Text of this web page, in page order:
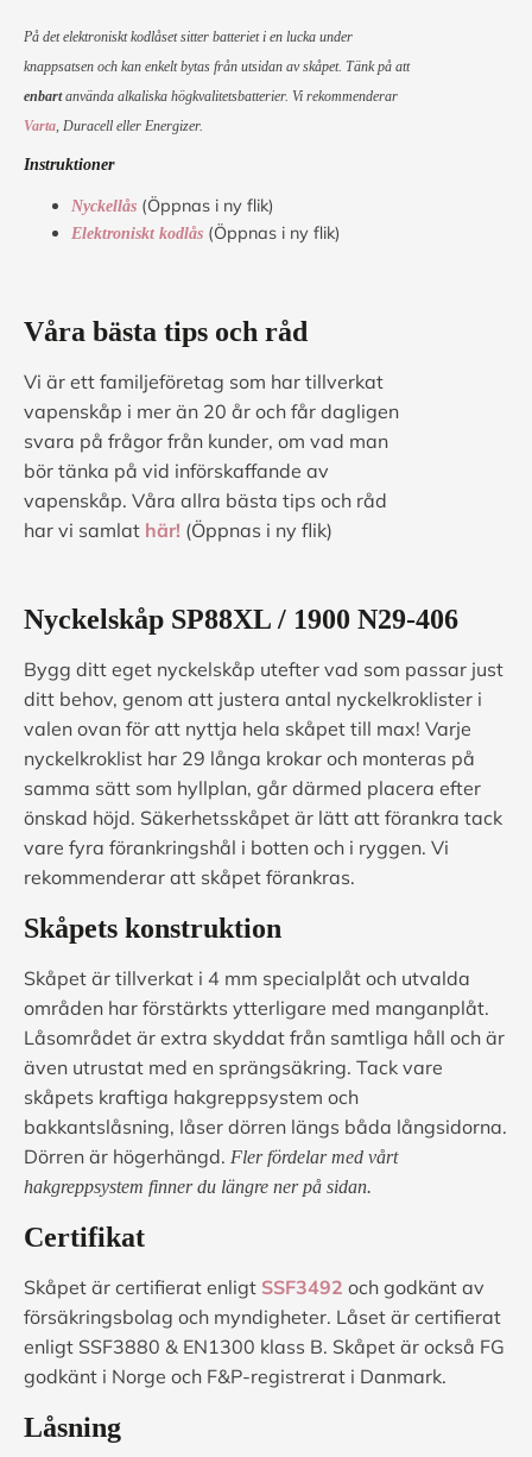
På det elektroniskt kodlåset sitter batteriet i en lucka under
knappsatsen och kan enkelt bytas från utsidan av skåpet. Tänk på att
enbartanvända alkaliska högkvalitetsbatterier. Vi rekommenderar
Varta, Duracell eller Energizer.
Instruktioner
Nyckellås (Öppnas i ny flik)
Elektroniskt kodlås (Öppnas i ny flik)
Våra bästa tips och råd
Vi är ett familjeföretag som har tillverkat
vapenskåp i mer än 20 år och får dagligen
svara på frågor från kunder, om vad man
bör tänka på vid införskaffande av
vapenskåp. Våra allra bästa tips och råd
har vi samlat här! (Öppnas i ny flik)
Nyckelskåp SP88XL / 1900 N29-406
Bygg ditt eget nyckelskåp utefter vad som passar just
ditt behov, genom att justera antal nyckelkroklister i
valen ovan för att nyttja hela skåpet till max! Varje
nyckelkroklist har 29 långa krokar och monteras på
samma sätt som hyllplan, går därmed placera efter
önskad höjd. Säkerhetsskåpet är lätt att förankra tack
vare fyra förankringshål i botten och i ryggen. Vi
rekommenderar att skåpet förankras.
Skåpets konstruktion
Skåpet är tillverkat i 4 mm specialplåt och utvalda
områden har förstärkts ytterligare med manganplåt.
Låsområdet är extra skyddat från samtliga håll och är
även utrustat med en sprängsäkring. Tack vare
skåpets kraftiga hakgreppsystem och
bakkantslåsning, låser dörren längs båda långsidorna.
Dörren är högerhängd. Fler fördelar med vårt
hakgreppsystem finner du längre ner på sidan.
Certifikat
Skåpet är certifierat enligt SSF3492 och godkänt av
försäkringsbolag och myndigheter. Låset är certifierat
enligt SSF3880 & EN1300 klass B. Skåpet är också FG
godkänt i Norge och F&P-registrerat i Danmark.
Låsning